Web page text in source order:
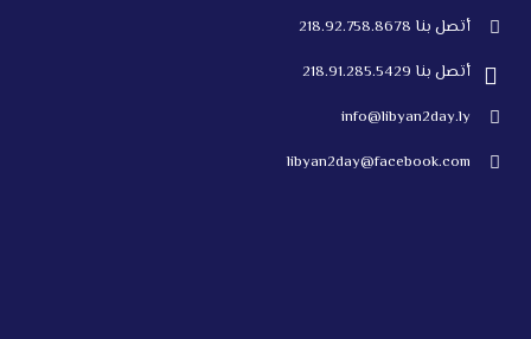
أتصل بنا 218.92.758.8678
أتصل بنا 218.91.285.5429
info@libyan2day.ly
libyan2day@facebook.com